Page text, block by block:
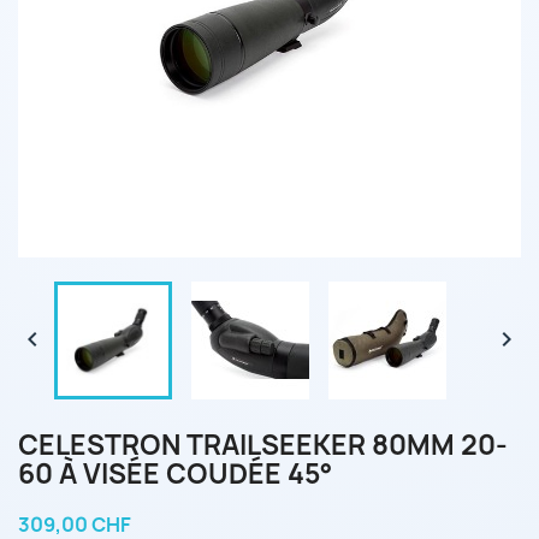
 
CELESTRON TRAILSEEKER 80MM 20-
60 À VISÉE COUDÉE 45°
309,00 CHF